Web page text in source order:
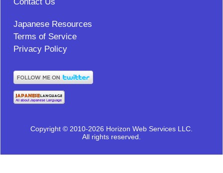
Japanese Resources
Terms of Service
Privacy Policy
Copyright © 2010-2026 Horizon Web Services LLC.
All rights reserved.